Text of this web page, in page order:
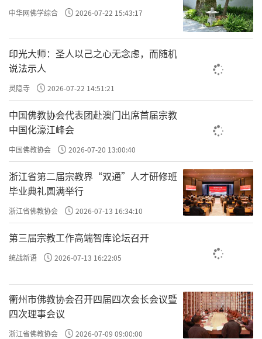
原文：中峰云：“凡情未涤，正眼未开，认善为恶，指
恶为善，往往有之。不憾己之是非颠倒，而反怨天之报应有
差乎？”
中峰说， ，你们是肉眼凡胎，
可以认为慧眼、法眼，你没有般若智慧就看不到问题的真
相。
，你会把善当作恶，你会把恶当作
善。比如乡愿、就是老好人，我们认为老好人是善。现在大
家已经知道了，老好人是恶。你的理解完全相反，对吧。
中峰讲，不憾己之是非颠倒，你不说是自己没有把是非
搞明白，而反怨天之报应有差乎？反而去说是老天爷不开眼
吗？
原文：众曰：“善恶何致相反？
这些人就问中峰和尚，善和恶怎么会相反呢？明明这个
中华网佛学综合 2026-07-22 15:43:17
印光大师：圣人以己之心无念虑，而随机
说法示人
灵隐寺 2026-07-22 14:51:21
中国佛教协会代表团赴澳门出席首届宗教
中国化濠江峰会
中国佛教协会 2026-07-20 13:00:40
浙江省第二届宗教界“双通”人才研修班
毕业典礼圆满举行
浙江省佛教协会 2026-07-13 16:34:10
第三届宗教工作高端智库论坛召开
统战新语 2026-07-13 16:22:05
衢州市佛教协会召开四届四次会长会议暨
四次理事会议
浙江省佛教协会 2026-07-09 09:00:00